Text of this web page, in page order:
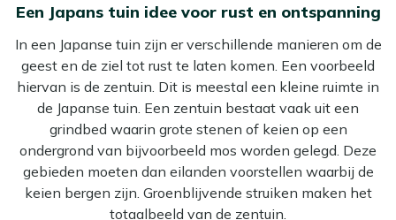
Een Japans tuin idee voor rust en ontspanning
In een Japanse tuin zijn er verschillende manieren om de
geest en de ziel tot rust te laten komen. Een voorbeeld
hiervan is de zentuin. Dit is meestal een kleine ruimte in
de Japanse tuin. Een zentuin bestaat vaak uit een
grindbed waarin grote stenen of keien op een
ondergrond van bijvoorbeeld mos worden gelegd. Deze
gebieden moeten dan eilanden voorstellen waarbij de
keien bergen zijn. Groenblijvende struiken maken het
totaalbeeld van de zentuin.